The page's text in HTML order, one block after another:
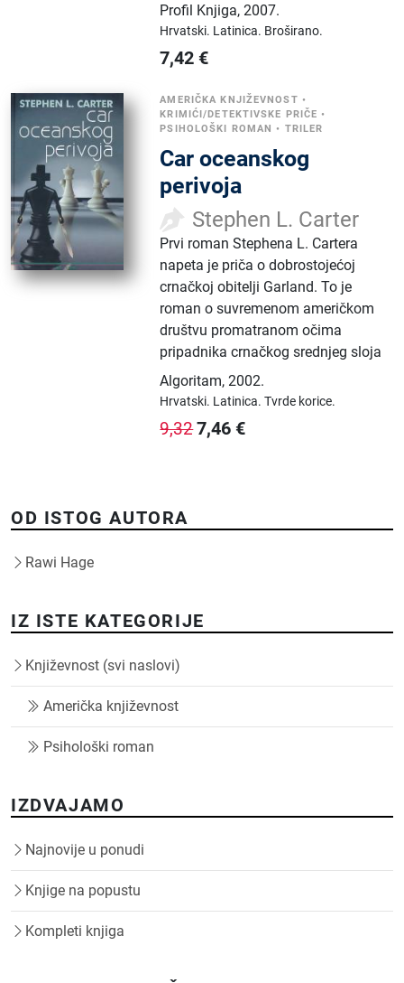
Profil Knjiga,2007.
Hrvatski. Latinica. Broširano.
7,42 €
AMERIČKA KNJIŽEVNOST •
KRIMIĆI/DETEKTIVSKE PRIČE •
PSIHOLOŠKI ROMAN • TRILER
Car oceanskog
perivoja
Stephen L. Carter
Prvi roman Stephena L. Cartera
napeta je priča o dobrostojećoj
crnačkoj obitelji Garland. To je
roman o suvremenom američkom
društvu promatranom očima
pripadnika crnačkog srednjeg sloja
Algoritam,2002.
Hrvatski. Latinica.Tvrde korice.
9,327,46 €
OD ISTOG AUTORA
Rawi Hage
IZ ISTE KATEGORIJE
Književnost (svi naslovi)
Američka književnost
Psihološki roman
IZDVAJAMO
Najnovije u ponudi
Knjige na popustu
Kompleti knjiga